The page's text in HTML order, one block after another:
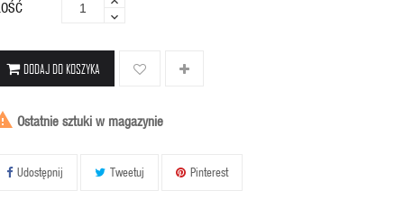
DODAJ DO KOSZYKA
Ostatnie sztuki w magazynie
Udostępnij Tweetuj Pinterest